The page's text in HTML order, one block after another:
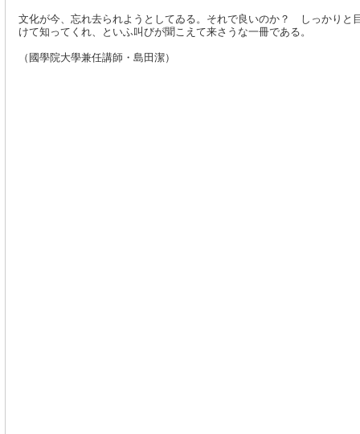
文化が今、忘れ去られようとしてゐる。それで良いのか？ しっかりと
けて知ってくれ、といふ叫びが聞こえて来さうな一冊である。
（國學院大學兼任講師・島田潔）